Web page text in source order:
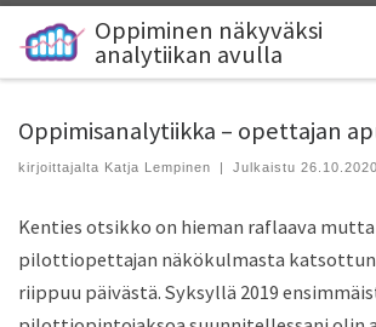
Oppiminen näkyväksi
analytiikan avulla
Oppimisanalytiikka – opettajan
kirjoittajalta Katja Lempinen | Julkaistu26.10.2020
Kenties otsikko on hieman raflaava
pilottiopettajan näkökulmasta
riippuu päivästä. Syksyllä 2019